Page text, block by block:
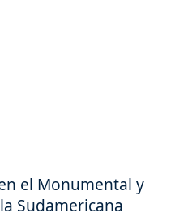
el Monumental y
Sudamericana